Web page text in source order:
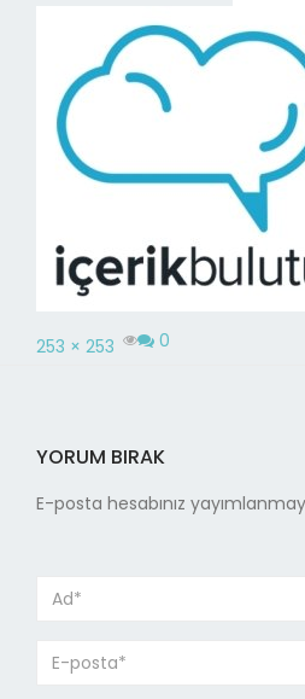
253 × 253 0
YORUM BIRAK
E-posta hesabınız